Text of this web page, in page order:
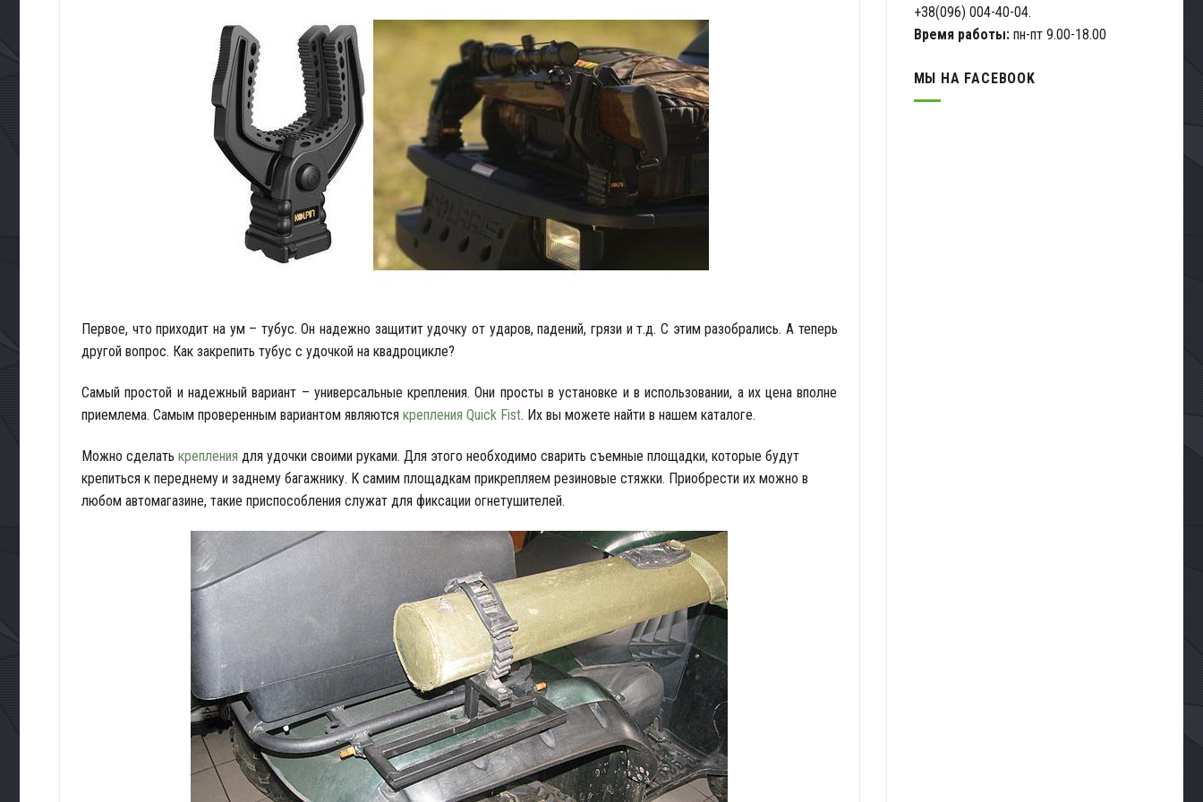
Первое, что приходит на ум – тубус. Он надежно защитит удочку от ударов, падений, грязи и т.д. С этим разобрались. А теперь
другой вопрос. Как закрепить тубус с удочкой на квадроцикле?
Самый простой и надежный вариант – универсальные крепления. Они просты в установке и в использовании, а их цена вполне
приемлема. Самым проверенным вариантом являются крепления Quick Fist. Их вы можете найти в нашем каталоге.
Можно сделать крепления для удочки своими руками. Для этого необходимо сварить съемные площадки, которые будут
крепиться к переднему и заднему багажнику. К самим площадкам прикрепляем резиновые стяжки. Приобрести их можно в
любом автомагазине, такие приспособления служат для фиксации огнетушителей.
+38(096) 004-40-04.
Время работы:пн-пт 9.00-18.00
МЫ НА FACEBOOK